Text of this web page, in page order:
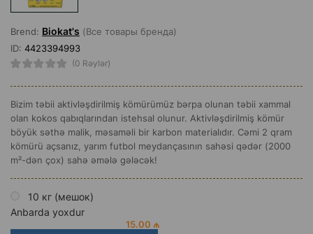
Brend: Biokat's (Все товары бренда)
ID: 4423394993
(0 Rəylər)
Bizim təbii aktivləşdirilmiş kömürümüz bərpa olunan təbii xammal
olan kokos qabıqlarından istehsal olunur. Aktivləşdirilmiş kömür
böyük səthə malik, məsaməli bir karbon materialıdır. Cəmi 2 qram
kömürü açsanız, yarım futbol meydançasının sahəsi qədər (2000
m²-dən çox) sahə əmələ gələcək!
10 кг (мешок)
Anbarda yoxdur
15.00 ₼